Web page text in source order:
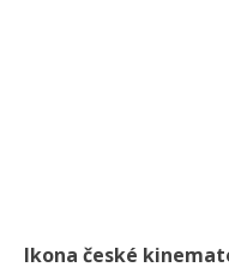
Ikona české